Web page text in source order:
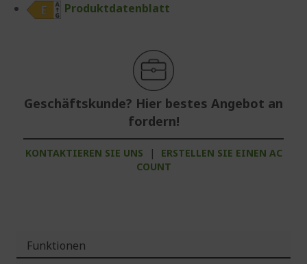
Produktdatenblatt
Geschäftskunde? Hier bestes Angebot an
fordern!
KONTAKTIEREN SIE UNS |
ERSTELLEN SIE EINEN AC
COUNT
Funktionen